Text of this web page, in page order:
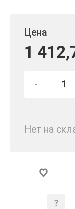
Цена
1
-
Нет на